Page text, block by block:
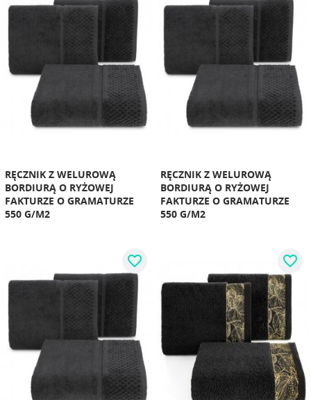
RĘCZNIK Z WELUROWĄ
BORDIURĄ O RYŻOWEJ
FAKTURZE O GRAMATURZE
550 G/M2
RĘCZNIK Z WELUROWĄ
BORDIURĄ O RYŻOWEJ
FAKTURZE O GRAMATURZE
550 G/M2
favorite_border favorite_border